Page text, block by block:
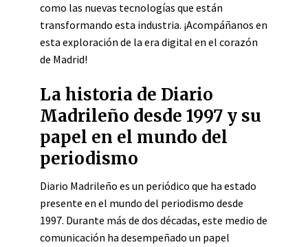
como las nuevas tecnologías que están
transformando esta industria. ¡Acompáñanos en
esta exploración de la era digital en el corazón
de Madrid!
La historia de Diario
Madrileño desde 1997 y su
papel en el mundo del
periodismo
Diario Madrileño es un periódico que ha estado
presente en el mundo del periodismo desde
1997. Durante más de dos décadas, este medio de
comunicación ha desempeñado un papel